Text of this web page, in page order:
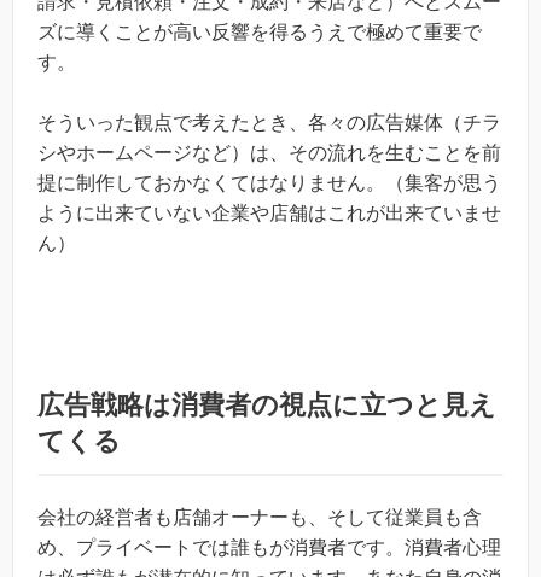
ズに導くことが高い反響を得るうえで極めて重要で
す。
そういった観点で考えたとき、各々の広告媒体（チラ
シやホームページなど）は、その流れを生むことを前
提に制作しておかなくてはなりません。（集客が思う
ように出来ていない企業や店舗はこれが出来ていませ
ん）
広告戦略は消費者の視点に立つと見え
てくる
会社の経営者も店舗オーナーも、そして従業員も含
め、プライベートでは誰もが消費者です。消費者心理